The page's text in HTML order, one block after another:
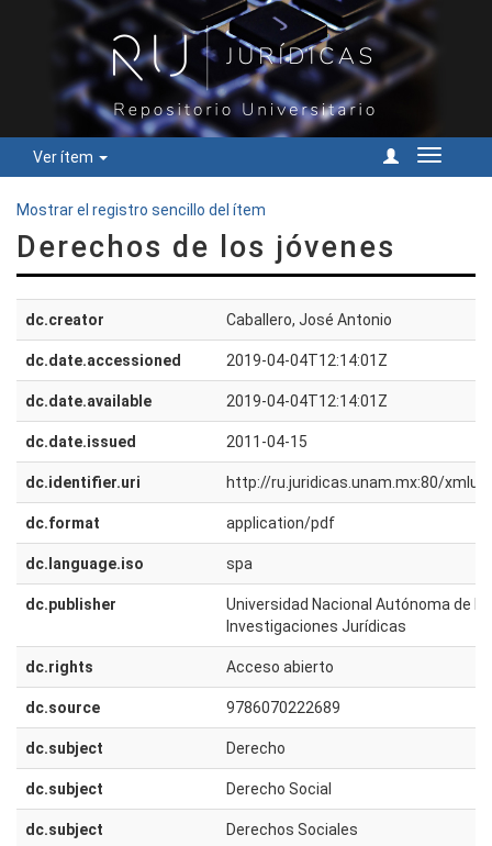
Ver ítem
Cambiar
Mostrar el registro sencillo del ítem
Derechos de los jóvenes
dc.creator Caballero, José Antonio
dc.date.accessioned 2019-04-04T12:14:01Z
dc.date.available 2019-04-04T12:14:01Z
dc.date.issued 2011-04-15
dc.identifier.uri http://ru.juridicas.unam.mx:80/
dc.format application/pdf
dc.language.iso spa
dc.publisher
Universidad Nacional Autónoma de
Investigaciones Jurídicas
dc.rights Acceso abierto
dc.source 9786070222689
dc.subject Derecho
dc.subject Derecho Social
dc.subject Derechos Sociales